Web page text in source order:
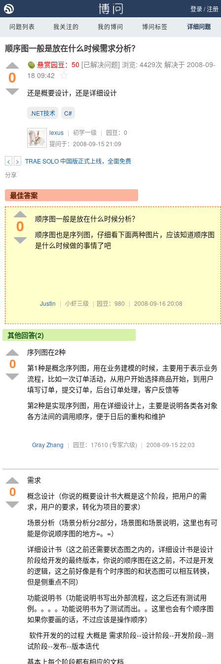
登录/注册
问题列表 我关注的 我的博问 博问标签 详细问题
顺序图一般是放在什么时候需求分析？
0
悬赏园豆： 50 [已解决问题] 浏览: 4429次 解决于 2008-09-
18 09:42
还是概要设计，还是详细设计
.NET技术 C#
lexus | 初学一级 | 园豆： 0
提问于：2008-09-15 21:09
< >
TRAE SOLO 中国版正式上线，全面免费
分享
最佳答案
0
顺序图一般是放在什么时候分析？
顺序图也是序列图，仔细看下面两种图片，应该知道顺序图
是什么时候做的事情了吧
Justin | 小虾三级 | 园豆：980 | 2008-09-16 20:08
其他回答(2)
0
序列图在2种
第1种是概念序列图，用在业务建模的时候，主要用于表示业务
流程，比如一次订单活动，从用户开始选择商品开始，到用户
填写订单，提交订单，后台订单处理，客户反馈等
第2种是实现序列图，用在详细设计上，主要是说明各类各对象
各方法间的调用顺序，便于日后的重构和维护
Gray Zhang | 园豆：17610 (专家六级) | 2008-09-15 22:03
0
需求
概念设计（你说的概要设计书大概是这个阶段，把用户的需
求，用户的要求，转化为项目的要求）
场景分析（场景分析分2部分，场景图和场景说明，这里也有可
能是你说顺序图的地方=。=）
详细设计书（这之前还需要状态图之内的，详细设计书是设计
阶段给开发的最终版本，你说的顺序图在这之前，不过是开发
的逻辑，这之前好像是有个时序图的和状态图可以相互转换，
但是侧重点不同）
功能说明书（功能说明书写出外部流程，这之后还有测试用
例。。。。功能说明书为了测试而出。。这里也会有个顺序图
如果你要画的话，不过应该是操作顺序）
软件开发的的过程 大概是 需求阶段--设计阶段--开发阶段--测
试阶段--发布--版本迭代
基本上每个阶段都有相应的文档